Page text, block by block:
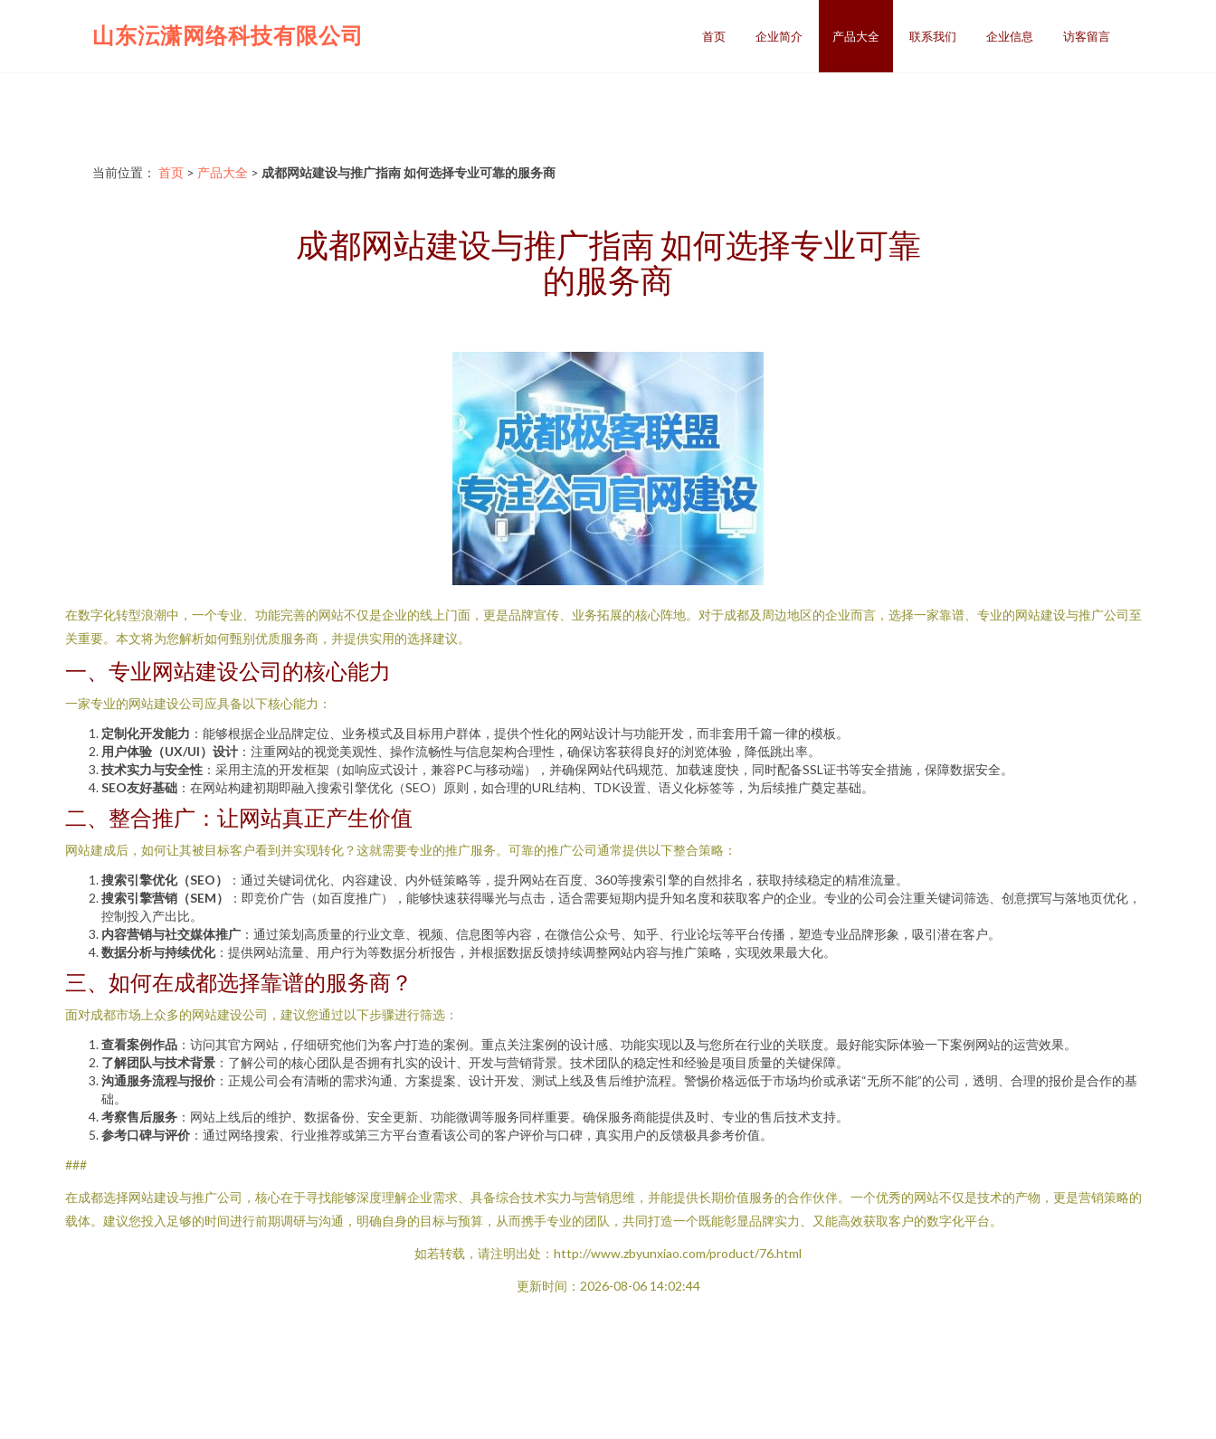
山东沄潇网络科技有限公司 首页 企业简介 产品大全 联系我们 企业信息 访客留言
当前位置： 首页 > 产品大全 > 成都网站建设与推广指南 如何选择专业可靠的服务商
成都网站建设与推广指南 如何选择专业可靠
的服务商
在数字化转型浪潮中，一个专业、功能完善的网站不仅是企业的线上门面，更是品牌宣传、业务拓展的核心阵地。对于成都及周边地区的企业而言，选择一家靠谱、专业的网站建设与推广公司至
关重要。本文将为您解析如何甄别优质服务商，并提供实用的选择建议。
一、专业网站建设公司的核心能力
一家专业的网站建设公司应具备以下核心能力：
定制化开发能力 ：能够根据企业品牌定位、业务模式及目标用户群体，提供个性化的网站设计与功能开发，而非套用千篇一律的模板。
用户体验（UX/UI）设计 ：注重网站的视觉美观性、操作流畅性与信息架构合理性，确保访客获得良好的浏览体验，降低跳出率。
技术实力与安全性 ：采用主流的开发框架（如响应式设计，兼容PC与移动端），并确保网站代码规范、加载速度快，同时配备SSL证书等安全措施，保障数据安全。
SEO友好基础 ：在网站构建初期即融入搜索引擎优化（SEO）原则，如合理的URL结构、TDK设置、语义化标签等，为后续推广奠定基础。
二、整合推广：让网站真正产生价值
网站建成后，如何让其被目标客户看到并实现转化？这就需要专业的推广服务。可靠的推广公司通常提供以下整合策略：
搜索引擎优化（SEO）
：通过关键词优化、内容建设、内外链策略等，提升网站在百度、360等搜索引擎的自然排名，获取持续稳定的精准流量。
搜索引擎营销（SEM）
：即竞价广告（如百度推广），能够快速获得曝光与点击，适合需要短期内提升知名度和获取客户的企业。专业的公司会注重关键词筛选、创意撰写与落地页优化，
控制投入产出比。
内容营销与社交媒体推广 ：通过策划高质量的行业文章、视频、信息图等内容，在微信公众号、知乎、行业论坛等平台传播，塑造专业品牌形象，吸引潜在客户。
数据分析与持续优化：提供网站流量、用户行为等数据分析报告，并根据数据反馈持续调整网站内容与推广策略，实现效果最大化。
三、如何在成都选择靠谱的服务商？
面对成都市场上众多的网站建设公司，建议您通过以下步骤进行筛选：
查看案例作品 ：访问其官方网站，仔细研究他们为客户打造的案例。重点关注案例的设计感、功能实现以及与您所在行业的关联度。最好能实际体验一下案例网站的运营效果。
了解团队与技术背景 ：了解公司的核心团队是否拥有扎实的设计、开发与营销背景。技术团队的稳定性和经验是项目质量的关键保障。
沟通服务流程与报价 ：正规公司会有清晰的需求沟通、方案提案、设计开发、测试上线及售后维护流程。警惕价格远低于市场均价或承诺“无所不能”的公司，透明、合理的报价是合作的基
础。
考察售后服务 ：网站上线后的维护、数据备份、安全更新、功能微调等服务同样重要。确保服务商能提供及时、专业的售后技术支持。
参考口碑与评价 ：通过网络搜索、行业推荐或第三方平台查看该公司的客户评价与口碑，真实用户的反馈极具参考价值。
###
在成都选择网站建设与推广公司，核心在于寻找能够深度理解企业需求、具备综合技术实力与营销思维，并能提供长期价值服务的合作伙伴。一个优秀的网站不仅是技术的产物，更是营销策略的
载体。建议您投入足够的时间进行前期调研与沟通，明确自身的目标与预算，从而携手专业的团队，共同打造一个既能彰显品牌实力、又能高效获取客户的数字化平台。
如若转载，请注明出处：http://www.zbyunxiao.com/product/76.html
更新时间：2026-08-06 14:02:44